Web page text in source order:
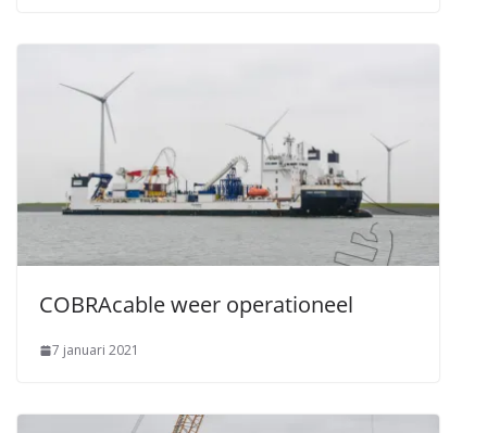
COBRAcable weer operationeel
7 januari 2021